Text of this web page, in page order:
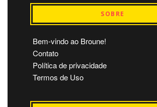
SOBRE
Bem-vindo ao Broune!
Contato
Política de privacidade
Termos de Uso